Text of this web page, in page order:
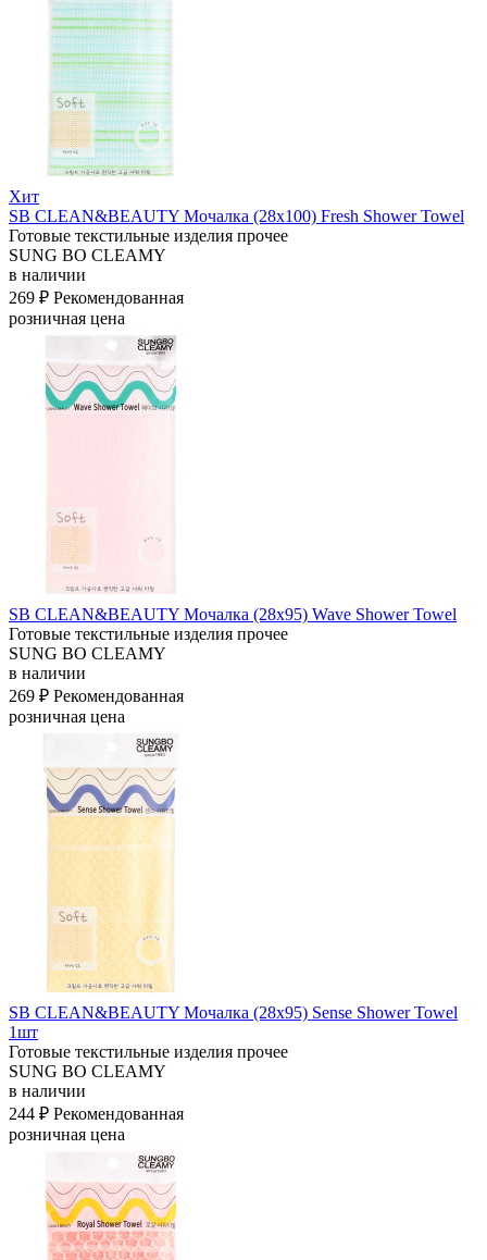
Хит
SB CLEAN&BEAUTY Мочалка (28х100) Fresh Shower Towel
Готовые текстильные изделия прочее
SUNG BO CLEAMY
в наличии
269 ₽ Рекомендованная
розничная цена
SB CLEAN&BEAUTY Мочалка (28х95) Wave Shower Towel
Готовые текстильные изделия прочее
SUNG BO CLEAMY
в наличии
269 ₽ Рекомендованная
розничная цена
SB CLEAN&BEAUTY Мочалка (28х95) Sense Shower Towel
1шт
Готовые текстильные изделия прочее
SUNG BO CLEAMY
в наличии
244 ₽ Рекомендованная
розничная цена